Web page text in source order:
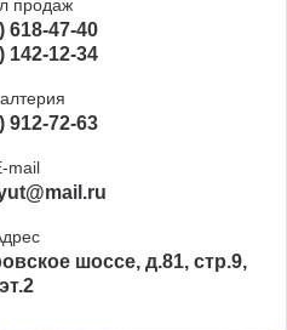
продаж
618-47-40
142-12-34
912-72-63
mail
шоссе, д.81, стр.9,
эт.2